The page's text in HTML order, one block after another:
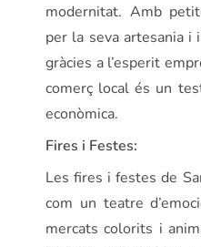
modernitat. Amb
per la seva artesania i
gràcies a l’esperit
comerç local és un
econòmica.
Fires i Festes:
Les fires i festes de
com un teatre
mercats colorits i